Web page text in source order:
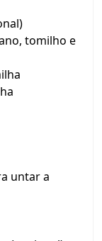
tomilho e
untar a